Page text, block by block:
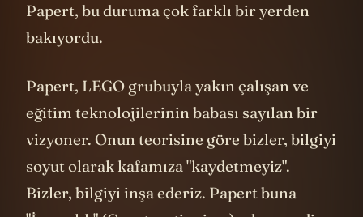
Papert, bu duruma çok farklı bir yerden
bakıyordu.
Papert, LEGO grubuyla yakın çalışan ve
eğitim teknolojilerinin babası sayılan bir
vizyoner. Onun teorisine göre bizler, bilgiyi
soyut olarak kafamıza "kaydetmeyiz".
Bizler, bilgiyi inşa ederiz. Papert buna